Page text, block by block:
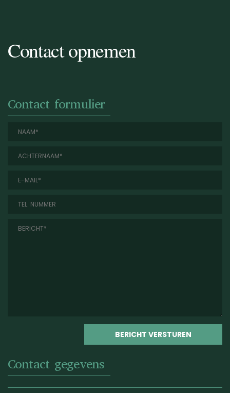
Contact opnemen
Contact formulier
Contact gegevens